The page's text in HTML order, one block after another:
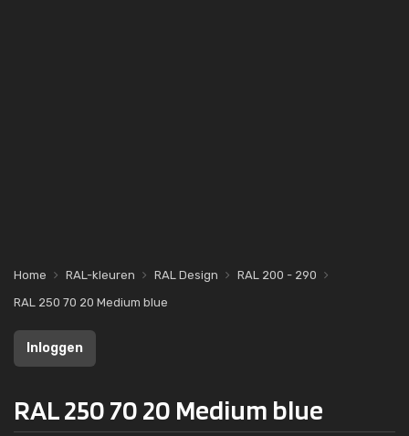
Home RAL-kleuren RAL Design
RAL 200 - 290
RAL 250 70 20 Medium blue
Inloggen
RAL 250 70 20 Medium blue